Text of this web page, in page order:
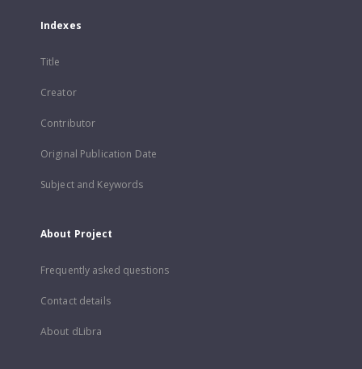
Indexes
Title
Creator
Contributor
Original Publication Date
Subject and Keywords
About Project
Frequently asked questions
Contact details
About dLibra